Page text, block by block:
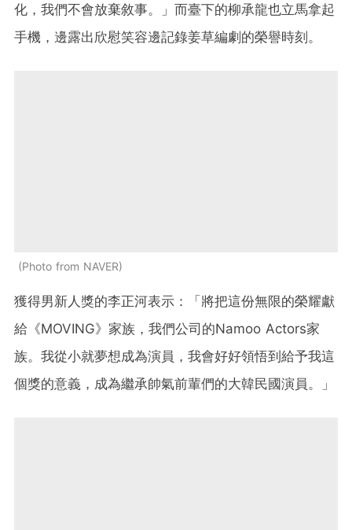
化，我們不會放棄敘事。
」而臺下的柳承龍也立馬拿起
手機，邊露出欣慰笑容邊記錄姜草編劇的榮譽時刻。
Photo from NAVER
獲得男新人獎的李正河表示：
「將把這份無限的榮耀獻
給 《MOVING》 家族，我們公司的Namoo Actors家
族。我從小就夢想成為演員，我會好好領悟到給予我這
個獎的意義，成為繼承帥氣前輩們的大韓民國演員。」